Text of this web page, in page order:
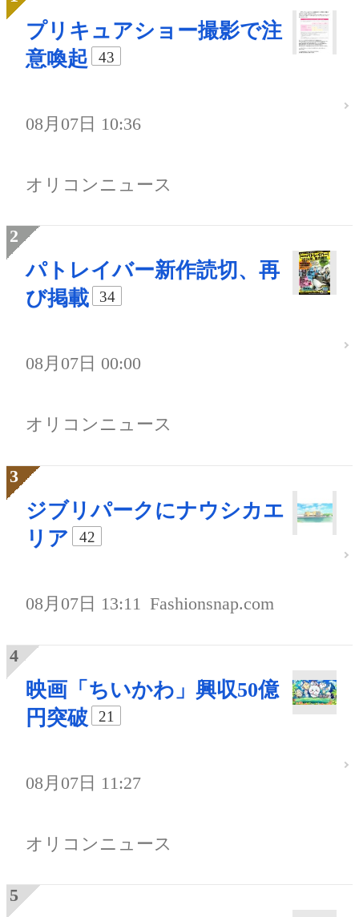
プリキュアショー撮影で注
意喚起
43
08月07日 10:36
オリコンニュース
パトレイバー新作読切、再
び掲載
34
08月07日 00:00
オリコンニュース
ジブリパークにナウシカエ
リア
42
08月07日 13:11 Fashionsnap.com
映画「ちいかわ」興収50億
円突破
21
08月07日 11:27
オリコンニュース